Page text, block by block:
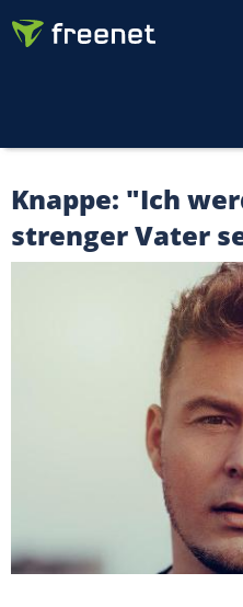
Knappe: "Ich
strenger Vater